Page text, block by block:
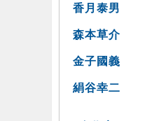
香月泰男
森本草介
金子國義
絹谷幸二